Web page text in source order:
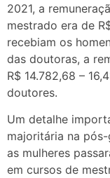
2021, a
mestrado era de
recebiam os
das doutoras, a
R$ 14.782,68 –
doutores.
Um detalhe
majoritária na
as mulheres
em cursos de